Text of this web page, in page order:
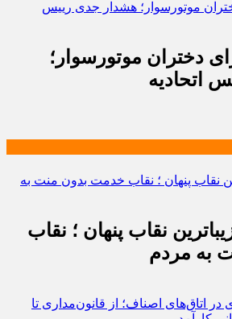
دختران موتورسوار؛
اتحادیه
نقاب پنهان ؛ نقاب
به مردم